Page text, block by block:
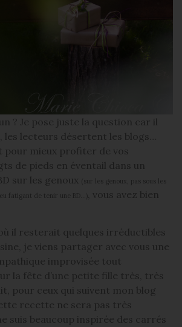
? Je pose juste la question car il
les lecteurs désertent les blogs…
pour mieux profiter de vos
de pieds en éventail dans un
sur les genoux (sur les genoux, pas sous les
fatigant de tenir une BD…)
, vous avez bien
il resterait quelques irréductibles
je viens partager avec vous une
improvisée tout
la fête d’une petite fille très, très
pour ceux qui suivent mon blog
recette ne sera pas très
suis beaucoup inspirée des carrés